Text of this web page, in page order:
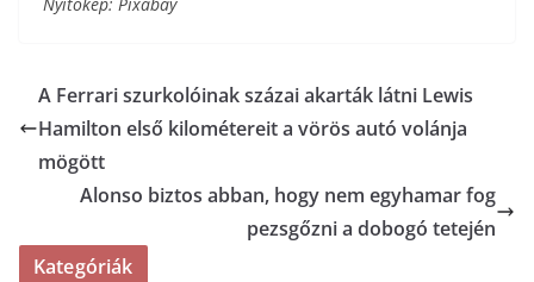
A Ferrari szurkolóinak százai akarták látni Lewis
Hamilton első kilométereit a vörös autó volánja
mögött
Alonso biztos abban, hogy nem egyhamar fog
pezsgőzni a dobogó tetején
Kategóriák